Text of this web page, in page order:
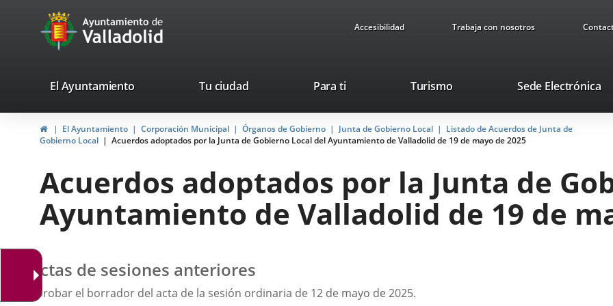
Portal
Web
Ayuntamiento
de
Valladolid
Accesibilidad Trabaja con nosotros
valladolid.es
El Ayuntamiento Tu ciudad Para ti TurismoEste
se
abrirá
en
ventana
nueva.
Sede Electrónica
InicioEl Ayuntamiento Corporación Municipal Órganos de Gobierno Junta de Gobierno Local
Listado de Acuerdos de Junta de
Gobierno Local
Acuerdos adoptados por la Junta de Gobierno Local del Ayuntamiento de Valladolid de 19 de mayo de 2025
Acuerdos adoptados por la Junta de
Ayuntamiento de Valladolid de 19 de
Actas de sesiones anteriores
Aprobar el borrador del acta de la sesión ordinaria de 12 de mayo de 2025.